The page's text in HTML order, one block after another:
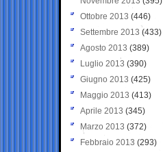
Ottobre 2013 (446)
Settembre 2013 (433)
Agosto 2013 (389)
Luglio 2013 (390)
Giugno 2013 (425)
Maggio 2013 (413)
Aprile 2013 (345)
Marzo 2013 (372)
Febbraio 2013 (293)